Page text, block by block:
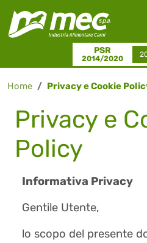
PSR
2014/2020
Home Privacy e Cookie
Privacy e
Policy
Informativa Privacy
Gentile Utente,
lo scopo del presente